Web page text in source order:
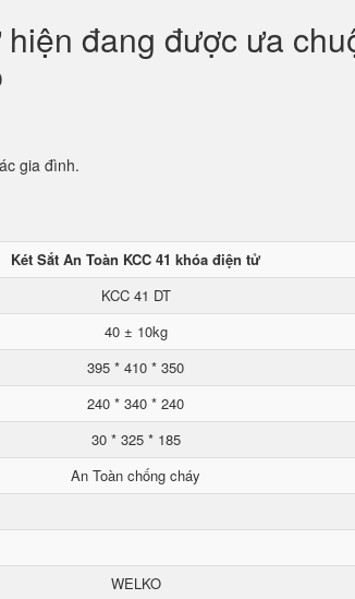
đang được ưa
gia đình.
Két Sắt An Toàn KCC 41 khóa điện tử
KCC 41 DT
40 ± 10kg
395 * 410 * 350
240 * 340 * 240
30 * 325 * 185
An Toàn chống cháy
WELKO